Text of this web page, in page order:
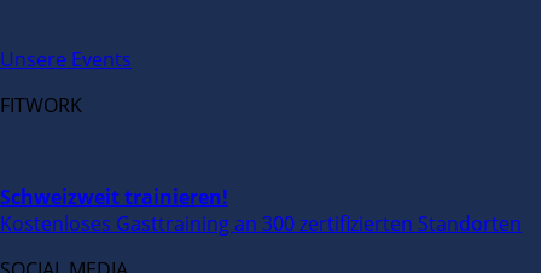
Unsere Events
FITWORK
Schweizweit trainieren!
Kostenloses Gasttraining an 300 zertifizierten Standorten